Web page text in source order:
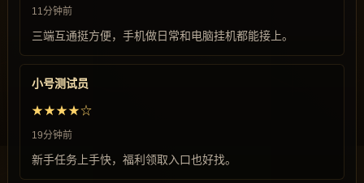
11分钟前
三端互通挺方便，手机做日常和电脑挂机都能接上。
小号测试员
★★★★☆
19分钟前
新手任务上手快，福利领取入口也好找。